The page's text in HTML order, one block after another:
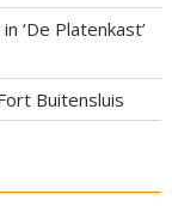
‘De Platenkast’
Buitensluis